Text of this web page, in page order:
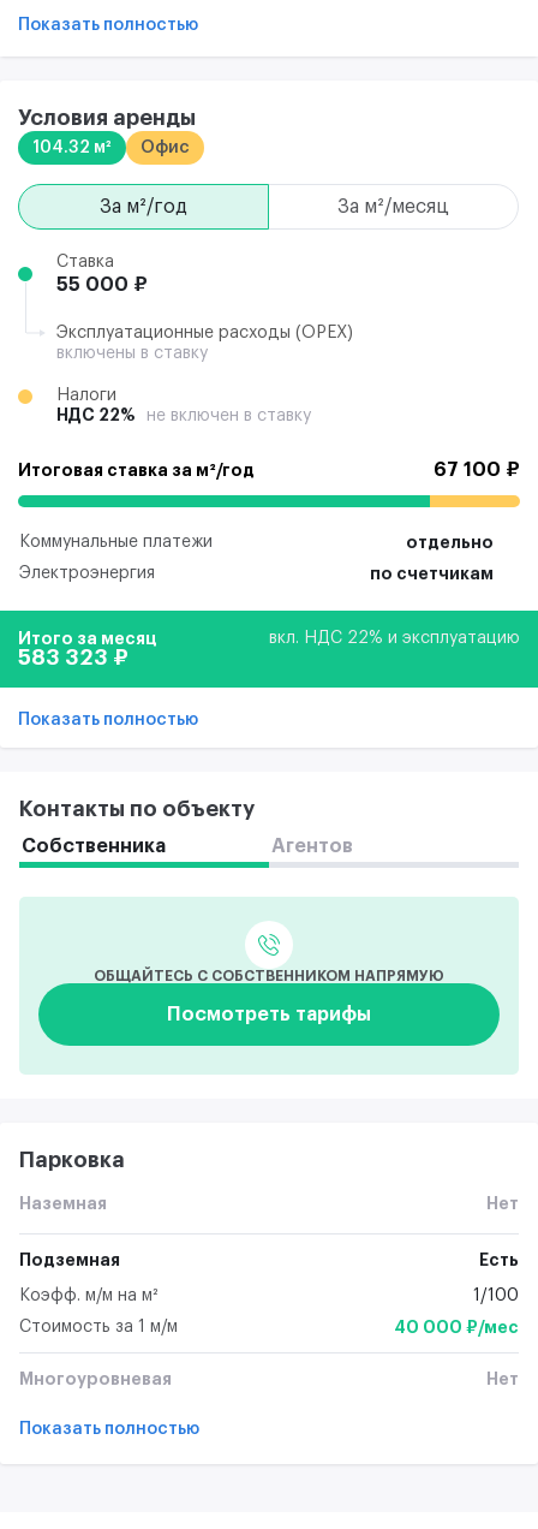
здоровье сотрудников. Стоит отметить, что помещение
помещения. Санитарный узел находится на этаже.
Показать полностью
Условия аренды
104.32 м² Офис
за м²/год за м²/месяц
Ставка
55 000 ₽
Эксплуатационные расходы (ОРЕХ)
включены в ставку
Налоги
НДС 22%
не включен в ставку
Итоговая ставка за м²/год 67 100 ₽
Коммунальные платежи
отдельно
Электроэнергия
по счетчикам
Итого за месяц вкл. НДС 22% и эксплуатацию
583 323 ₽
Показать полностью
Контакты по объекту
Собственника Агентов
ОБЩАЙТЕСЬ С СОБСТВЕННИКОМ НАПРЯМУЮ
Посмотреть тарифы
Парковка
Наземная Нет
Подземная Есть
Коэфф. м/м на м²
1/100
Стоимость за 1 м/м
40 000 ₽/мес
Многоуровневая Нет
Показать полностью